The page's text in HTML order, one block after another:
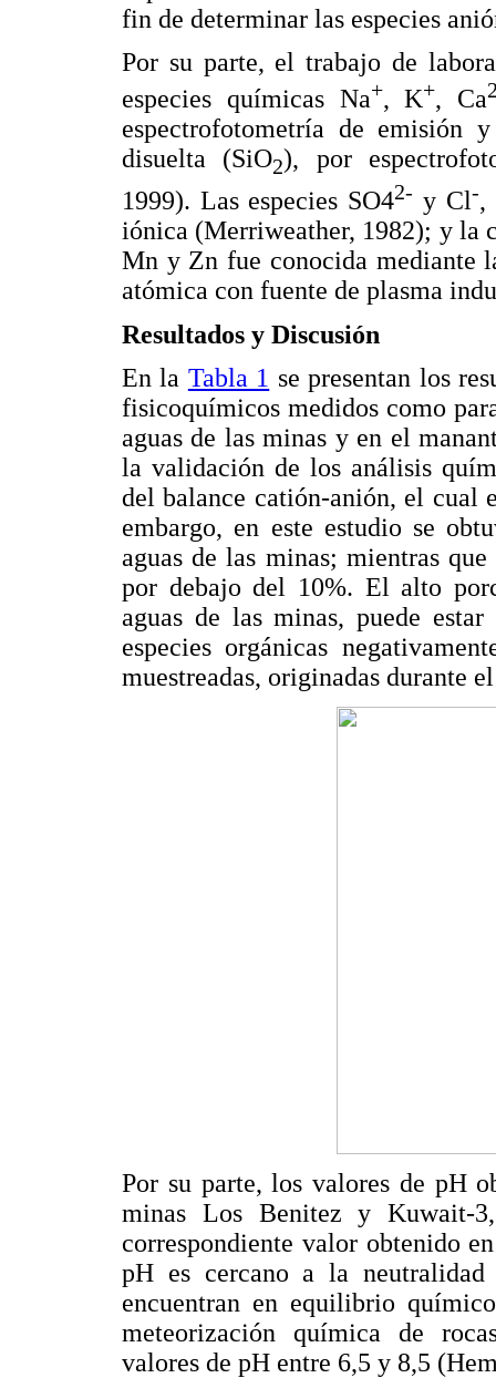
fin de determinar las especies
Por su parte, el trabajo de
especies químicas Na+, K+, Ca
espectrofotometría de emisión
disuelta (SiO2), por
1999). Las especies SO42- y Cl-,
iónica (Merriweather, 1982); y la
Mn y Zn fue conocida mediante
atómica con fuente de plasma
Resultados y Discusión
En la Tabla 1 se presentan los
fisicoquímicos medidos como
aguas de las minas y en el
la validación de los análisis
del balance catión-anión, el cual
embargo, en este estudio se
aguas de las minas; mientras
por debajo del 10%. El alto
aguas de las minas, puede
especies orgánicas
muestreadas, originadas durante
Por su parte, los valores de pH
minas Los Benitez y Kuwait-
correspondiente valor obtenido
pH es cercano a la
encuentran en equilibrio
meteorización química de
valores de pH entre 6,5 y 8,5